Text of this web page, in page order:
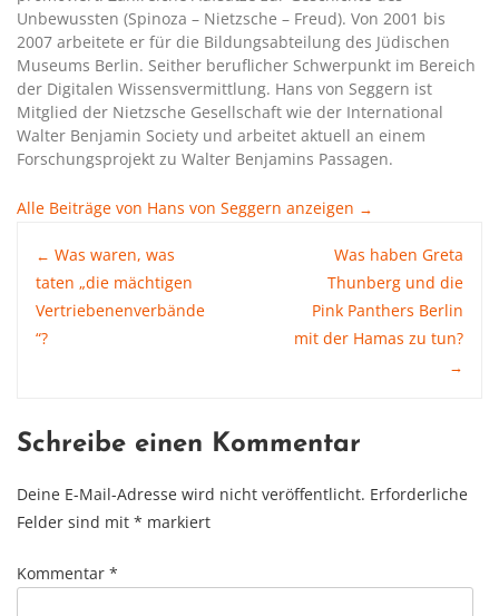
Unbewussten (Spinoza – Nietzsche – Freud). Von 2001 bis
2007 arbeitete er für die Bildungsabteilung des Jüdischen
Museums Berlin. Seither beruflicher Schwerpunkt im Bereich
der Digitalen Wissensvermittlung. Hans von Seggern ist
Mitglied der Nietzsche Gesellschaft wie der International
Walter Benjamin Society und arbeitet aktuell an einem
Forschungsprojekt zu Walter Benjamins Passagen.
Alle Beiträge von Hans von Seggern anzeigen →
Post
navigation
← Was waren, was
taten „die mächtigen
Vertriebenenverbände
“?
Was haben Greta
Thunberg und die
Pink Panthers Berlin
mit der Hamas zu tun?
→
Schreibe einen Kommentar
Deine E-Mail-Adresse wird nicht veröffentlicht. Erforderliche
Felder sind mit * markiert
Kommentar *